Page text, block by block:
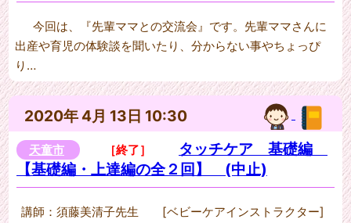
今回は、『先輩ママとの交流会』です。先輩ママさんに
出産や育児の体験談を聞いたり、分からない事やちょっぴ
り…
2020年 4月 13日 10:30
天童市 ［終了］
タッチケア 基礎編
【基礎編・上達編の全２回】 (中止)
講師：須藤美清子先生 [ベビーケアインストラクター]